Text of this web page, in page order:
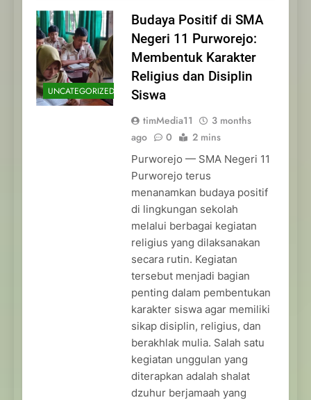
UNCATEGORIZED
Budaya Positif di SMA
Negeri 11 Purworejo:
Membentuk Karakter
Religius dan Disiplin
Siswa
timMedia11
3 months
ago
0 2 mins
Purworejo — SMA Negeri 11
Purworejo terus
menanamkan budaya positif
di lingkungan sekolah
melalui berbagai kegiatan
religius yang dilaksanakan
secara rutin. Kegiatan
tersebut menjadi bagian
penting dalam pembentukan
karakter siswa agar memiliki
sikap disiplin, religius, dan
berakhlak mulia. Salah satu
kegiatan unggulan yang
diterapkan adalah shalat
dzuhur berjamaah yang